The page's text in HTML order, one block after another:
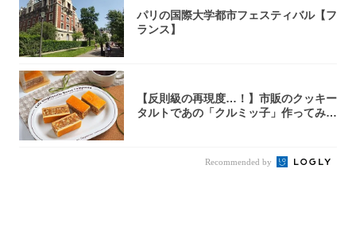
パリの国際大学都市フェスティバル【フ
ランス】
【反則級の再現度…！】市販のクッキー
タルトであの「クルミッ子」作ってみ
Recommended by